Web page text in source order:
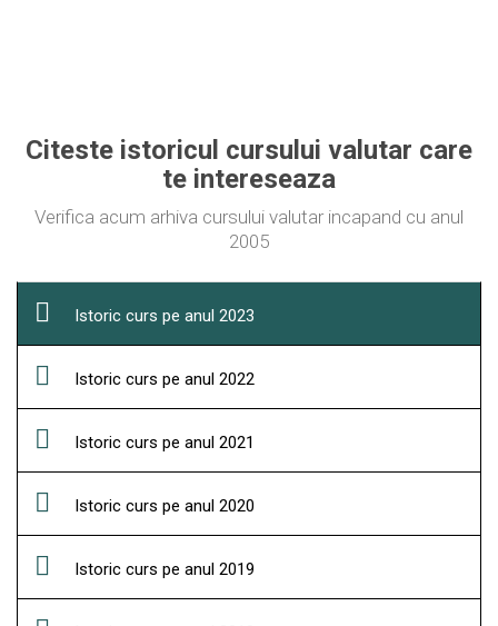
Citeste istoricul cursului valutar care
te intereseaza
Verifica acum arhiva cursului valutar incapand cu anul
2005
Istoric curs pe anul 2023
Istoric curs pe anul 2022
Istoric curs pe anul 2021
Istoric curs pe anul 2020
Istoric curs pe anul 2019